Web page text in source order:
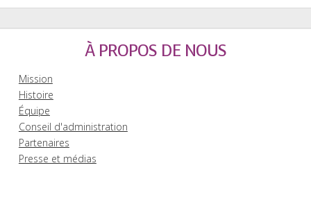
À PROPOS DE NOUS
Mission
Histoire
Équipe
Conseil d'administration
Partenaires
Presse et médias